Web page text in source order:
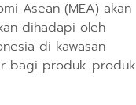
Asean (MEA) akan
dihadapi oleh
di kawasan
bagi produk-produk